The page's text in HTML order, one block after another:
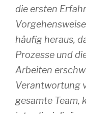
die ersten
häufig heraus,
Prozesse und
Arbeiten
Verantwortung
gesamte Team,